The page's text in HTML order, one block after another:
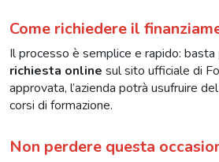
Come richiedere il
Il processo è semplice e rapido: basta
richiesta online sul sito ufficiale di
approvata, l’azienda potrà usufruire
corsi di formazione.
Non perdere questa